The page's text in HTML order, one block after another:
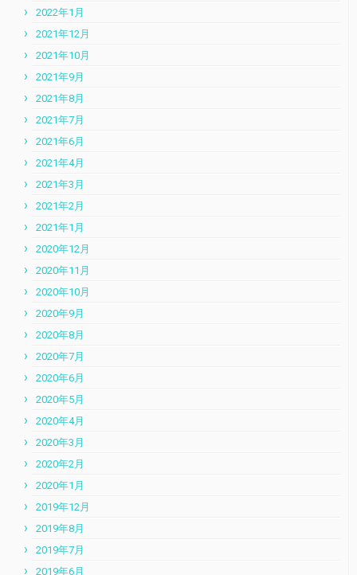
2022年1月
2021年12月
2021年10月
2021年9月
2021年8月
2021年7月
2021年6月
2021年4月
2021年3月
2021年2月
2021年1月
2020年12月
2020年11月
2020年10月
2020年9月
2020年8月
2020年7月
2020年6月
2020年5月
2020年4月
2020年3月
2020年2月
2020年1月
2019年12月
2019年8月
2019年7月
2019年6月